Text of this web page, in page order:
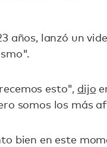
años, lanzó un
esto", dijo
somos los más
bien en este